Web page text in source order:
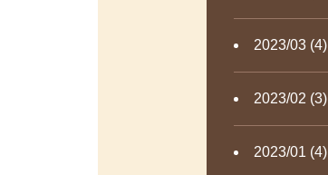
2023/03 (4)
2023/02 (3)
2023/01 (4)